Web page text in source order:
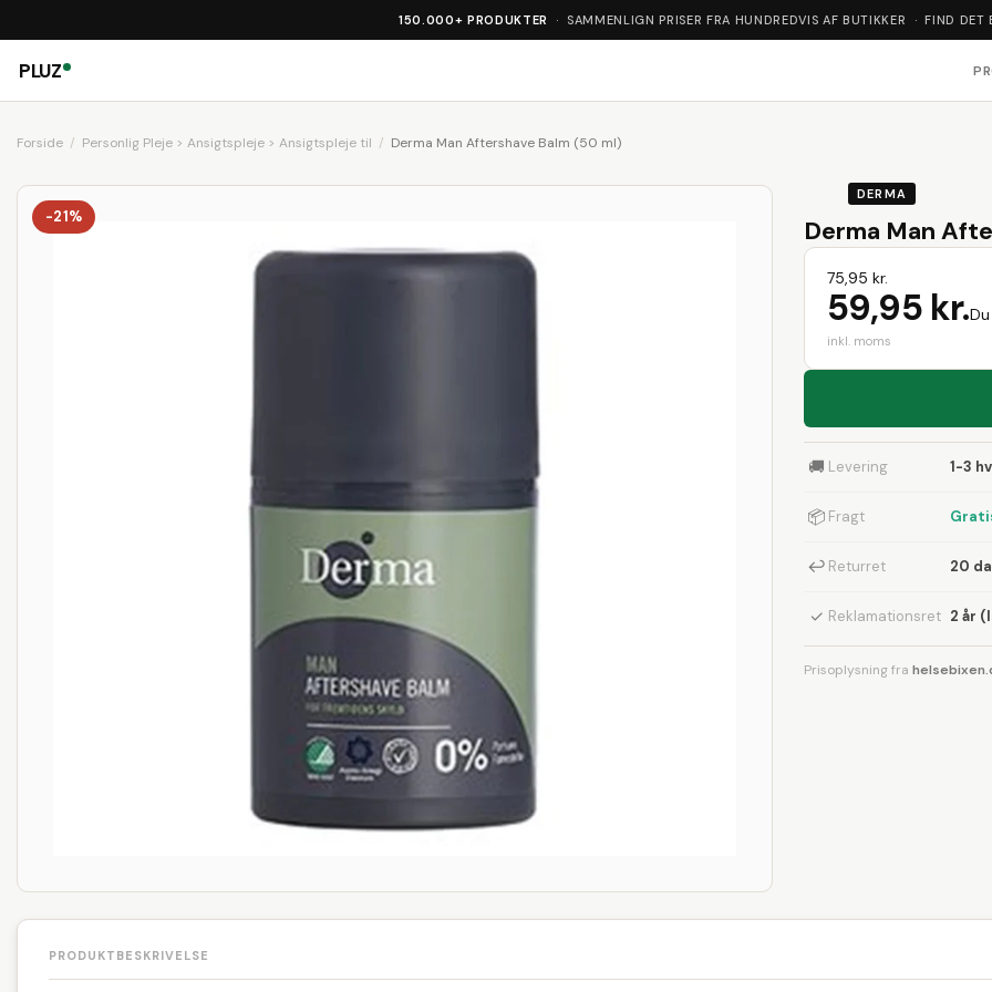
150.000+ PRODUKTER · SAMMENLIGN PRISER FRA HUNDREDVIS AF BUTIKKER · FIND DET
PLUZ
Forside Personlig Pleje > Ansigtspleje > Ansigtspleje til Derma Man Aftershave Balm (50 ml)
-21%
DERMA
Derma Man
75,95 kr.
59,95 kr.
inkl. moms
🚚 Levering 1-3
📦 Fragt
↩ Returret 20
✓ Reklamationsret 2 år
Prisoplysning fra
PRODUKTBESKRIVELSE